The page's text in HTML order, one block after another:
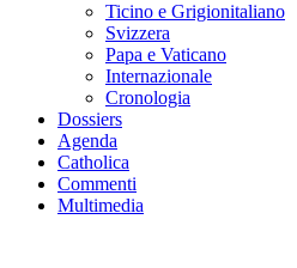
Ticino e Grigionitaliano
Svizzera
Papa e Vaticano
Internazionale
Cronologia
Dossiers
Agenda
Catholica
Commenti
Multimedia